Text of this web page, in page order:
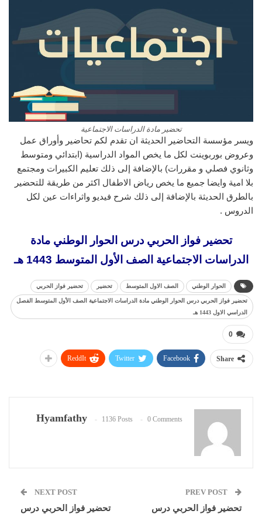
تحضير مادة الدراسات الاجتماعية
ويسر مؤسسة التحاضير الحديثة ان تقدم لكم تحاضير وأوراق عمل
وعروض بوربوينت لكل ما يخص المواد الدراسية (ابتدائي ومتوسط
وثانوي فصلي و مقررات) بالإضافة إلى ذلك تعليم الكبيرات ومجتمع
بلا امية وايضا جميع ما يخص رياض الاطفال اكثر من طريقة للتحضير
بالطرق الحديثة بالإضافة إلى ذلك شرح فيديو واثراءات عين لكل
الدروس .
تحضير فواز الحربي درس الحوار الوطني مادة
الدراسات الاجتماعية الصف الأول المتوسط 1443 هـ
الحوار الوطني الصف الاول المتوسط تحضير تحضير فواز الحربي
تحضير فواز الحربي درس الحوار الوطني مادة الدراسات الاجتماعية الصف الأول المتوسط الفصل
الدراسي الاول 1443 هـ
0
Share
Facebook
Twitter
ReddIt
Hyamfathy 1136 Posts 0 Comments
تحضير فواز الحربي درس
NEXT POST
تحضير فواز الحربي درس